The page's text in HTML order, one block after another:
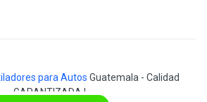
para Autos Guatemala - Calidad
GARANTIZADA !